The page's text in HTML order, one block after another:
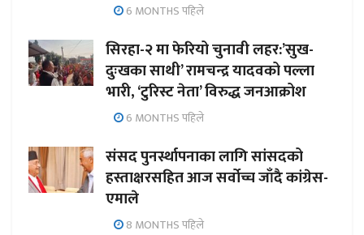
6 MONTHS पहिले
सिरहा-२ मा फेरियो चुनावी लहर:’सुख-
दुःखका साथी’ रामचन्द्र यादवको पल्ला
भारी, ‘टुरिस्ट नेता’ विरुद्ध जनआक्रोश
6 MONTHS पहिले
संसद पुनर्स्थापनाका लागि सांसदको
हस्ताक्षरसहित आज सर्वोच्च जाँदै कांग्रेस-
एमाले
8 MONTHS पहिले